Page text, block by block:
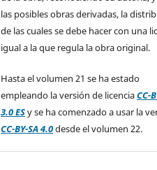
las posibles obras derivadas, la
de las cuales se debe hacer con una
igual a la que regula la obra original.
Hasta el volumen 21 se ha estado
empleando la versión de licenciaCC-
3.0 ESy se ha comenzado a usar la
CC-BY-SA 4.0desde el volumen 22.